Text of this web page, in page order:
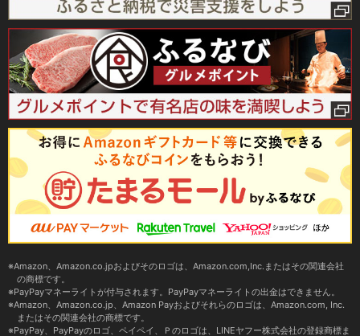
Amazon、Amazon.co.jpおよびそのロゴは、Amazon.com,Inc.またはその関連会社
の商標です。
PayPayマネーライトが付与されます。PayPayマネーライトの出金はできません。
Amazon、Amazon.co.jp、Amazon Payおよびそれらのロゴは、Amazon.com, Inc.
またはその関連会社の商標です。
PayPay、PayPayのロゴ、ペイペイ、Ｐのロゴは、LINEヤフー株式会社の登録商標ま